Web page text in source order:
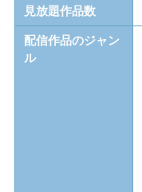
見放題作品数
配信作品のジャン
ル